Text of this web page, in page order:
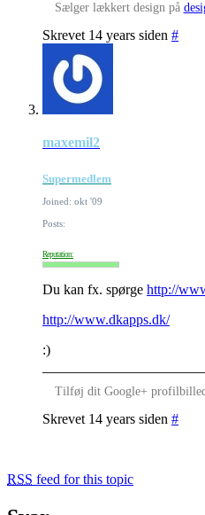
Sælger lækkert design på
Skrevet 14 years siden #
maxemil2
Supermedlem
Joined: okt '09
Posts:
Reputation:
Du kan fx. spørge http://
http://www.dkapps.dk/
:)
Tilføj dit Google+
Skrevet 14 years siden #
RSS feed for this topic